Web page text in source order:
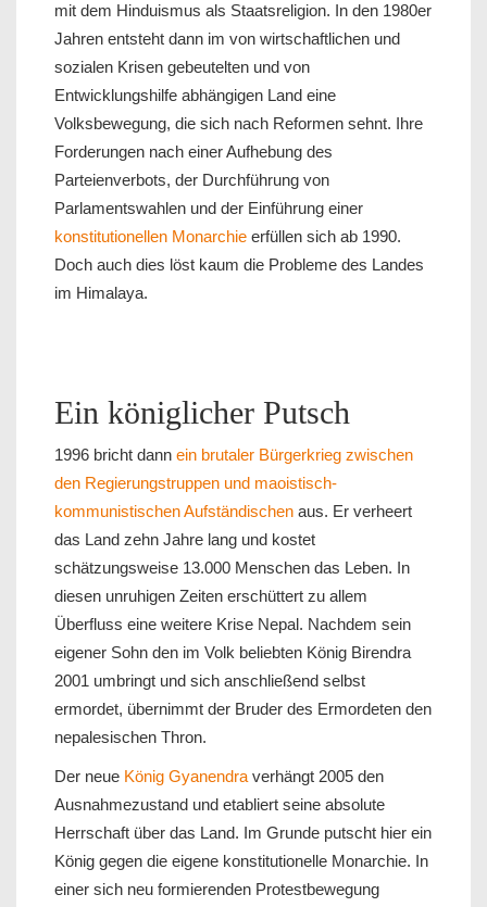
mit dem Hinduismus als Staatsreligion. In den 1980er
Jahren entsteht dann im von wirtschaftlichen und
sozialen Krisen gebeutelten und von
Entwicklungshilfe abhängigen Land eine
Volksbewegung, die sich nach Reformen sehnt. Ihre
Forderungen nach einer Aufhebung des
Parteienverbots, der Durchführung von
Parlamentswahlen und der Einführung einer
konstitutionellen Monarchie erfüllen sich ab 1990.
Doch auch dies löst kaum die Probleme des Landes
im Himalaya.
Ein königlicher Putsch
1996 bricht dann ein brutaler Bürgerkrieg zwischen
den Regierungstruppen und maoistisch-
kommunistischen Aufständischen aus. Er verheert
das Land zehn Jahre lang und kostet
schätzungsweise 13.000 Menschen das Leben. In
diesen unruhigen Zeiten erschüttert zu allem
Überfluss eine weitere Krise Nepal. Nachdem sein
eigener Sohn den im Volk beliebten König Birendra
2001 umbringt und sich anschließend selbst
ermordet, übernimmt der Bruder des Ermordeten den
nepalesischen Thron.
Der neue König Gyanendraverhängt 2005 den
Ausnahmezustand und etabliert seine absolute
Herrschaft über das Land. Im Grunde putscht hier ein
König gegen die eigene konstitutionelle Monarchie. In
einer sich neu formierenden Protestbewegung